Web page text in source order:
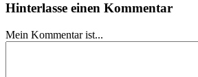
Hinterlasse einen Kommentar
Mein Kommentar ist...